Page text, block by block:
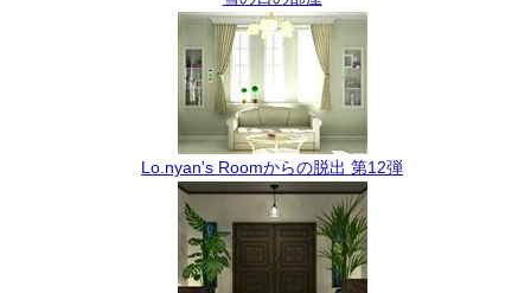
Lo.nyan's Roomからの脱出 第12弾